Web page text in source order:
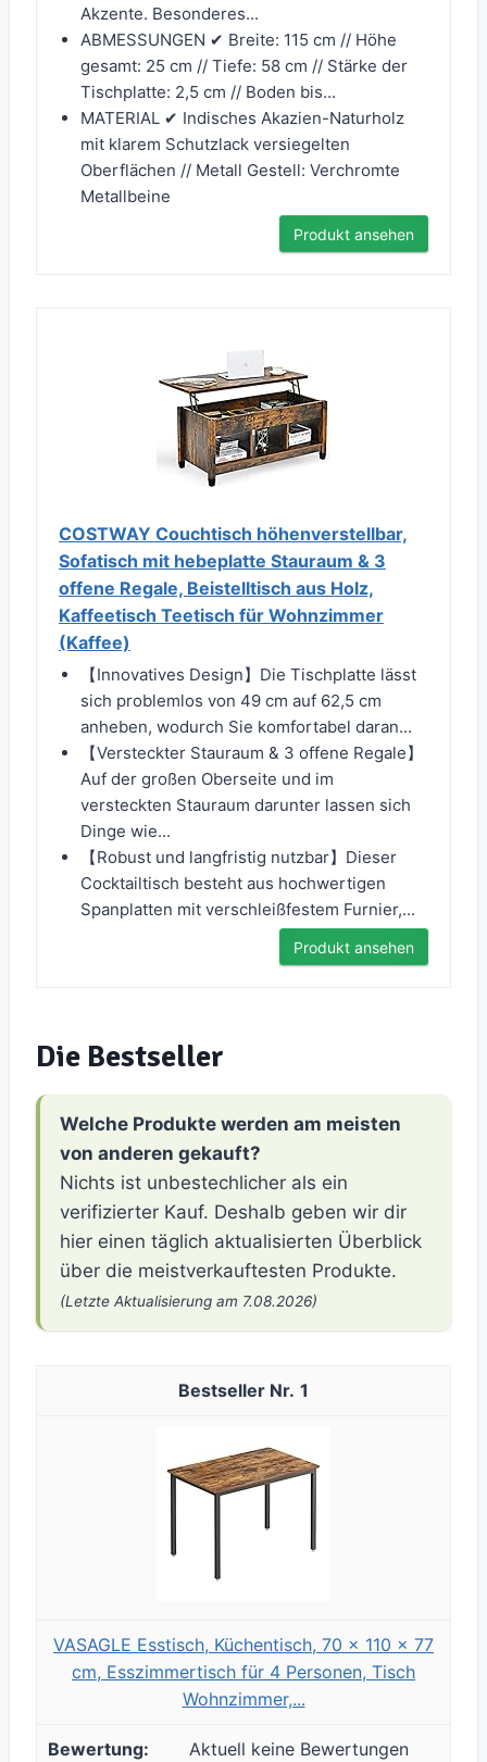
Akzente. Besonderes...
ABMESSUNGEN ✔ Breite: 115 cm // Höhe
gesamt: 25 cm // Tiefe: 58 cm // Stärke der
Tischplatte: 2,5 cm // Boden bis...
MATERIAL ✔ Indisches Akazien-Naturholz
mit klarem Schutzlack versiegelten
Oberflächen // Metall Gestell: Verchromte
Metallbeine
Produkt ansehen
COSTWAY Couchtisch höhenverstellbar,
Sofatisch mit hebeplatte Stauraum & 3
offene Regale, Beistelltisch aus Holz,
Kaffeetisch Teetisch für Wohnzimmer
(Kaffee)
【Innovatives Design】Die Tischplatte lässt
sich problemlos von 49 cm auf 62,5 cm
anheben, wodurch Sie komfortabel daran...
【Versteckter Stauraum & 3 offene Regale】
Auf der großen Oberseite und im
versteckten Stauraum darunter lassen sich
Dinge wie...
【Robust und langfristig nutzbar】Dieser
Cocktailtisch besteht aus hochwertigen
Spanplatten mit verschleißfestem Furnier,...
Produkt ansehen
Die Bestseller
Welche Produkte werden am meisten
von anderen gekauft?
Nichts ist unbestechlicher als ein
verifizierter Kauf. Deshalb geben wir dir
hier einen täglich aktualisierten Überblick
über die meistverkauftesten Produkte.
(Letzte Aktualisierung am 7.08.2026)
1
VASAGLE Esstisch, Küchentisch, 70 x 110 x 77
cm, Esszimmertisch für 4 Personen, Tisch
Wohnzimmer,...
Aktuell keine Bewertungen